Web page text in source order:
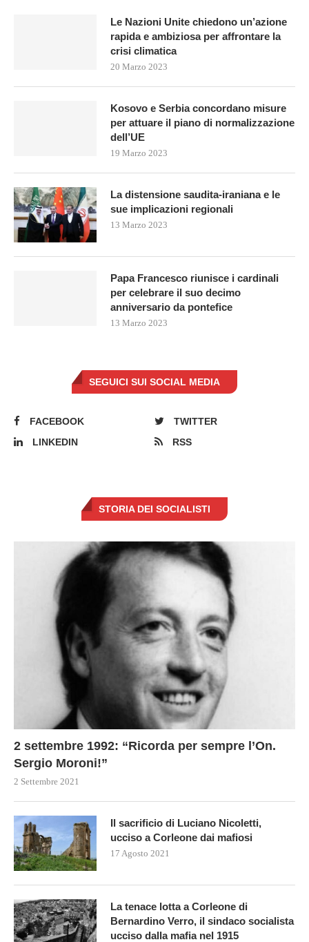
Le Nazioni Unite chiedono un’azione
rapida e ambiziosa per affrontare la
crisi climatica
20 Marzo 2023
Kosovo e Serbia concordano misure
per attuare il piano di normalizzazione
dell’UE
19 Marzo 2023
La distensione saudita-iraniana e le
sue implicazioni regionali
13 Marzo 2023
Papa Francesco riunisce i cardinali
per celebrare il suo decimo
anniversario da pontefice
13 Marzo 2023
SEGUICI SUI SOCIAL MEDIA
FACEBOOK
TWITTER
LINKEDIN
RSS
STORIA DEI SOCIALISTI
2 settembre 1992: “Ricorda per sempre l’On.
Sergio Moroni!”
2 Settembre 2021
Il sacrificio di Luciano Nicoletti,
ucciso a Corleone dai mafiosi
17 Agosto 2021
La tenace lotta a Corleone di
Bernardino Verro, il sindaco socialista
ucciso dalla mafia nel 1915